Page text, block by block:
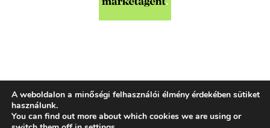
Köszönjük WordPress!
A weboldalon a minőségi felhasználói élmény érdekében sütiket
használunk.
You can find out more about which cookies we are using or